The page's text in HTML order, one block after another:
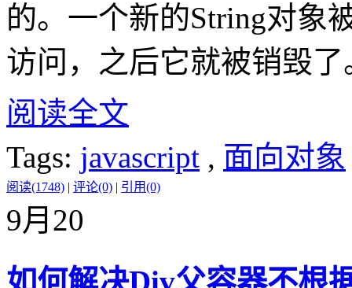
的。一个新的String对象
访问，之后它就被销毁了
阅读全文
Tags: javascript , 面向对象
阅读(1748) 评论(0) 引用(0)
9月 20
如何解决Div父容器不根